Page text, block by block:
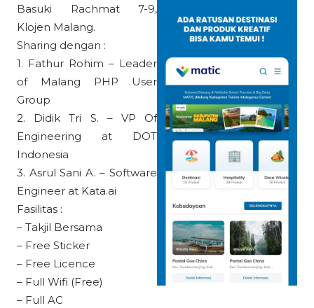
Basuki Rachmat 7-9,
Klojen Malang.
Sharing dengan :
1. Fathur Rohim – Leader
of Malang PHP User
Group
2. Didik Tri S. – VP Of
Engineering at DOT
Indonesia
3. Asrul Sani A. – Software
Engineer at Kata.ai
Fasilitas :
– Takjil Bersama
– Free Sticker
– Free Licence
– Full Wifi (Free)
– Full AC